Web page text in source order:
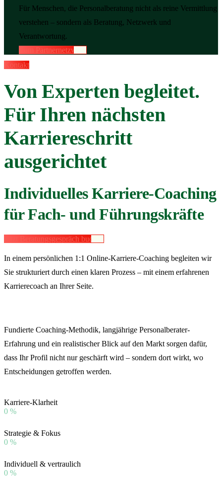
Für Menschen, die Personalberatung nicht als reine Vermittlung
verstehen – sondern als Beratung, Netzwerk und
Verantwortung.
Zum Partnernetzwerk
Kontakt
Von Experten begleitet.
Für Ihren nächsten
Karriereschritt
ausgerichtet
Individuelles Karriere-Coaching
für Fach- und Führungskräfte
Jetzt Beratungsgespräch buchen
In einem persönlichen 1:1 Online-Karriere-Coaching begleiten wir
Sie strukturiert durch einen klaren Prozess – mit einem erfahrenen
Karrierecoach an Ihrer Seite.
Fundierte Coaching-Methodik, langjährige Personalberater-
Erfahrung und ein realistischer Blick auf den Markt sorgen dafür,
dass Ihr Profil nicht nur geschärft wird – sondern dort wirkt, wo
Entscheidungen getroffen werden.
Karriere-Klarheit
0 %
Strategie & Fokus
0 %
Individuell & vertraulich
0 %